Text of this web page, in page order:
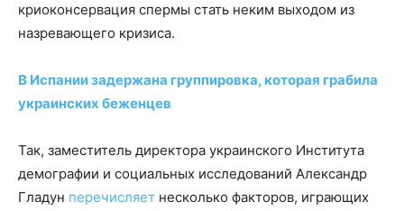
криоконсервация спермы стать неким выходом из
назревающего кризиса.
В Испании задержана группировка, которая грабила
украинских беженцев
Так, заместитель директора украинского Института
демографии и социальных исследований Александр
Гладун перечисляет несколько факторов, играющих